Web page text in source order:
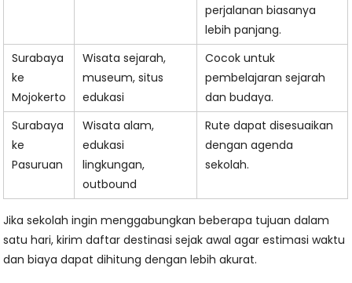
perjalanan biasanya
lebih panjang.
Surabaya
ke
Mojokerto
Wisata sejarah,
museum, situs
edukasi
Cocok untuk
pembelajaran sejarah
dan budaya.
Surabaya
ke
Pasuruan
Wisata alam,
edukasi
lingkungan,
outbound
Rute dapat disesuaikan
dengan agenda
sekolah.
Jika sekolah ingin menggabungkan beberapa tujuan dalam
satu hari, kirim daftar destinasi sejak awal agar estimasi waktu
dan biaya dapat dihitung dengan lebih akurat.